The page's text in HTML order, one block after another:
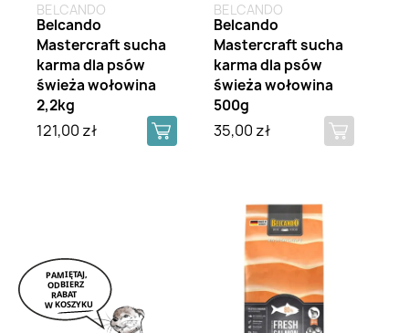
BELCANDO
Belcando
Mastercraft sucha
karma dla psów
świeża wołowina
2,2kg
121,00 zł
BELCANDO
Belcando
Mastercraft sucha
karma dla psów
świeża wołowina
500g
35,00 zł